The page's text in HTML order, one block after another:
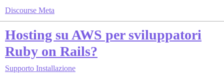
Discourse Meta
Hosting su AWS per sviluppatori
Ruby on Rails?
Supporto Installazione